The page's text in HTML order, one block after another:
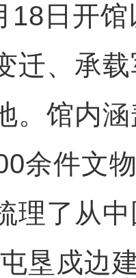
18日开
迁、承
。馆内
余件文
理了从
垦戍边